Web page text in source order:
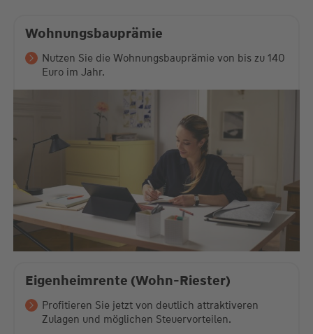
Wohnungsbauprämie
Nutzen Sie die Wohnungsbauprämie von bis zu 140
Euro im Jahr.
Eigenheimrente (Wohn-Riester)
Profitieren Sie jetzt von deutlich attraktiveren
Zulagen und möglichen Steuervorteilen.